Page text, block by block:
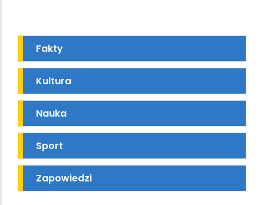
Fakty
Kultura
Nauka
Sport
Zapowiedzi